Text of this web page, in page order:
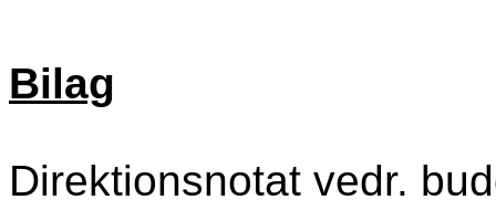
Bilag
Direktionsnotat vedr.